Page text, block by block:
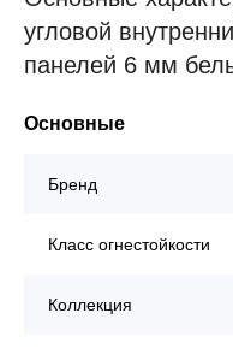
угловой
панелей 6 мм
Основные
Бренд
Класс огнестойкости
Коллекция